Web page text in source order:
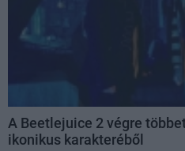
A Beetlejuice 2 végre
ikonikus karakteréből